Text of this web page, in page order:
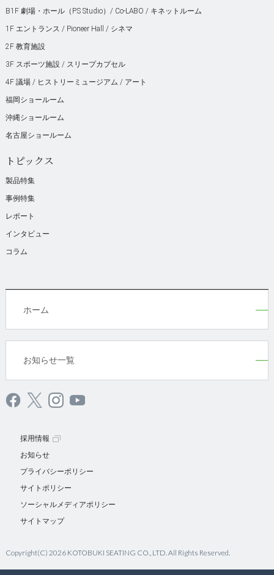
B1F 劇場・ホール（P.S Studio）/ Co-LABO / キネットルーム
1F エントランス / Pioneer Hall / シネマ
2F 教育施設
3F スポーツ施設 / スリープカプセル
4F 議場 / ヒストリーミュージアム / アート
福岡ショールーム
沖縄ショールーム
名古屋ショールーム
トピックス
製品特集
事例特集
レポート
インタビュー
コラム
ホーム
お知らせ一覧
採用情報
お知らせ
プライバシーポリシー
サイトポリシー
ソーシャルメディアポリシー
サイトマップ
Copyright(C) 2026 KOTOBUKI SEATING CO., LTD. All Rights Reserved.